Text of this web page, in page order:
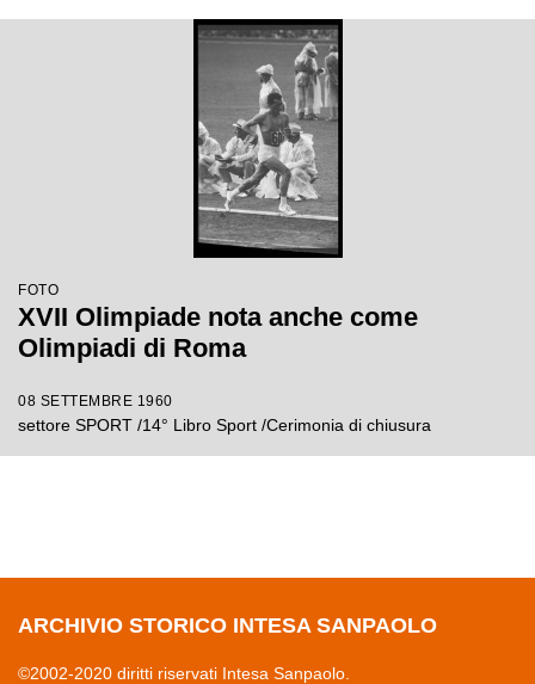
FOTO
XVII Olimpiade nota anche come
Olimpiadi di Roma
08 SETTEMBRE 1960
settore SPORT /14° Libro Sport /Cerimonia di chiusura
ARCHIVIO STORICO INTESA SANPAOLO
©2002-2020 diritti riservati Intesa Sanpaolo.